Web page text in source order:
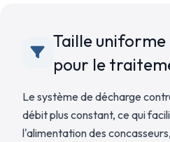
Taille uniforme
pour le
Le système de décharge
débit plus constant, ce qui
l'alimentation des